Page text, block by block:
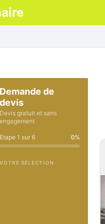
Demande de
devis
Devis gratuit et sans
engagement
Etape 1 sur 6 0%
VOTRE SÉLECTION